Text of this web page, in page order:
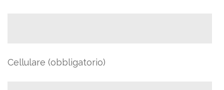
Cellulare (obbligatorio)